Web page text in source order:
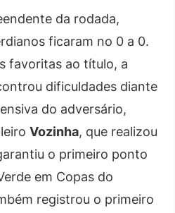
da rodada,
ficaram no 0 a 0.
favoritas ao título, a
dificuldades diante
do adversário,
Vozinha, que realizou
o primeiro ponto
em Copas do
registrou o primeiro